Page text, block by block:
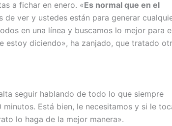
a fichar en enero. «Es normal que en el
de ver y ustedes están para generar
en una línea y buscamos lo mejor para
estoy diciendo», ha zanjado, que tratado
seguir hablando de todo lo que siempre
Está bien, le necesitamos y si le
lo haga de la mejor manera».